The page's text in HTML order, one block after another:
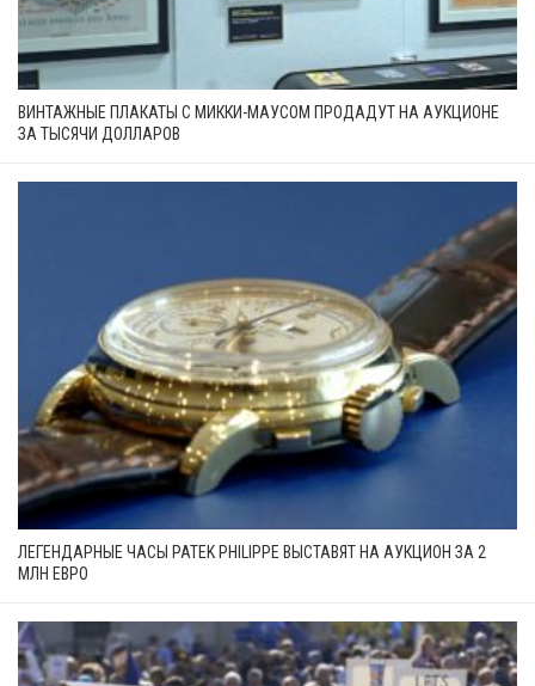
ВИНТАЖНЫЕ ПЛАКАТЫ С МИККИ-МАУСОМ ПРОДАДУТ НА АУКЦИОНЕ
ЗА ТЫСЯЧИ ДОЛЛАРОВ
ЛЕГЕНДАРНЫЕ ЧАСЫ PATEK PHILIPPE ВЫСТАВЯТ НА АУКЦИОН ЗА 2
МЛН ЕВРО